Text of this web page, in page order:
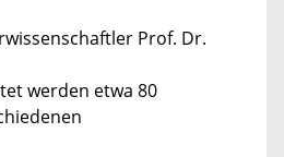
Prof. Dr.
werden etwa 80